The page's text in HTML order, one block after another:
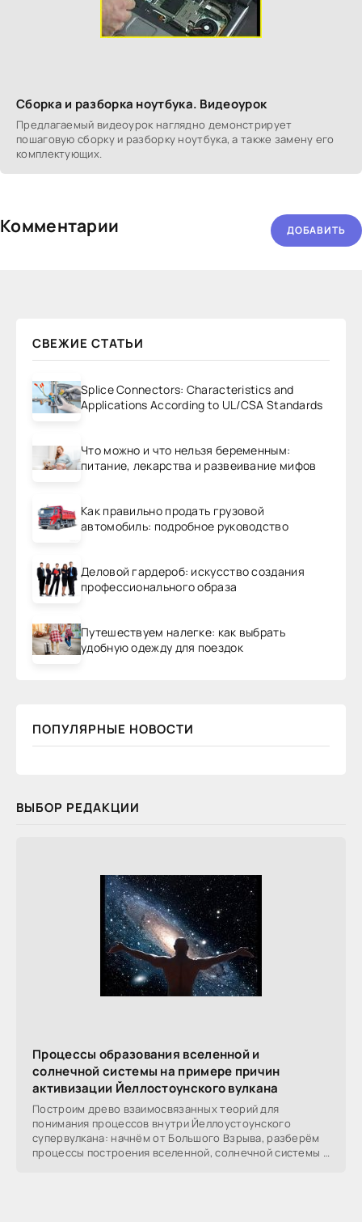
Сборка и разборка ноутбука. Видеоурок
Предлагаемый видеоурок наглядно демонстрирует
пошаговую сборку и разборку ноутбука, а также замену его
комплектующих.
Комментарии ДОБАВИТЬ
СВЕЖИЕ СТАТЬИ
Splice Connectors: Characteristics and
Applications According to UL/CSA Standards
Что можно и что нельзя беременным:
питание, лекарства и развеивание мифов
Как правильно продать грузовой
автомобиль: подробное руководство
Деловой гардероб: искусство создания
профессионального образа
Путешествуем налегке: как выбрать
удобную одежду для поездок
ПОПУЛЯРНЫЕ НОВОСТИ
ВЫБОР РЕДАКЦИИ
Процессы образования вселенной и
солнечной системы на примере причин
активизации Йеллостоунского вулкана
Построим древо взаимосвязанных теорий для
понимания процессов внутри Йеллоустоунского
супервулкана: начнём от Большого Взрыва, разберём
процессы построения вселенной, солнечной системы в